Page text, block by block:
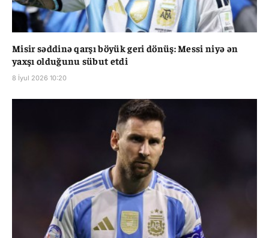
Misir səddinə qarşı böyük geri dönüş: Messi niyə ən
yaxşı olduğunu sübut etdi
8 İyul 2026 10:20